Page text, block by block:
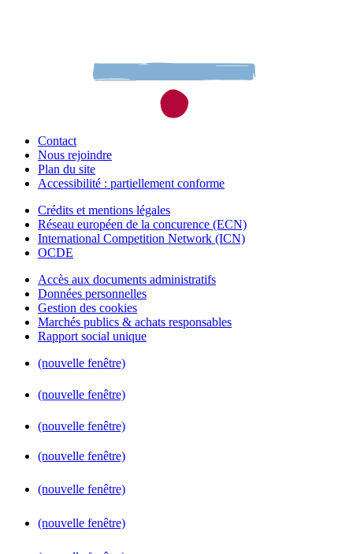
Contact
Nous rejoindre
Plan du site
Accessibilité : partiellement conforme
Crédits et mentions légales
Réseau européen de la concurence (ECN)
International Competition Network (ICN)
OCDE
Accès aux documents administratifs
Données personnelles
Gestion des cookies
Marchés publics & achats responsables
Rapport social unique
(nouvelle fenêtre)
(nouvelle fenêtre)
(nouvelle fenêtre)
(nouvelle fenêtre)
(nouvelle fenêtre)
(nouvelle fenêtre)